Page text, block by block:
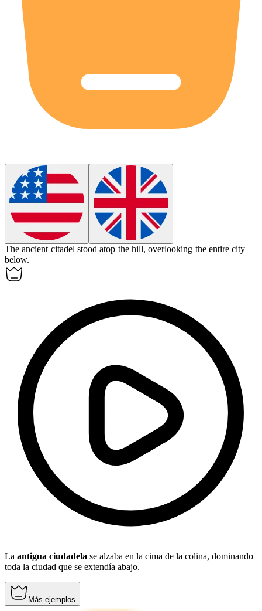
The ancient citadel stood atop the hill, overlooking the entire city
below.
La antigua ciudadela se alzaba en la cima de la colina, dominando
toda la ciudad que se extendía abajo.
Más ejemplos